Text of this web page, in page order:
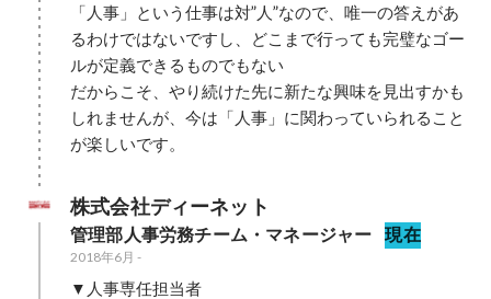
「人事」という仕事は対”人”なので、唯一の答えがあ
るわけではないですし、どこまで行っても完璧なゴー
ルが定義できるものでもない
だからこそ、やり続けた先に新たな興味を見出すかも
しれませんが、今は「人事」に関わっていられること
が楽しいです。
株式会社ディーネット
管理部人事労務チーム・マネージャー 現在
2018年6月 -
▼人事専任担当者